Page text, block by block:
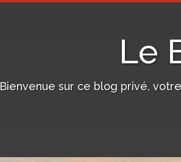
Le
Bienvenue sur ce blog privé,